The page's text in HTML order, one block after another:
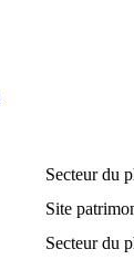
Secteur du
Site
Secteur du